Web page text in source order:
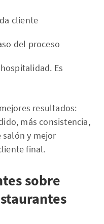
cliente
del proceso
Es
resultados:
más consistencia,
y mejor
final.
sobre